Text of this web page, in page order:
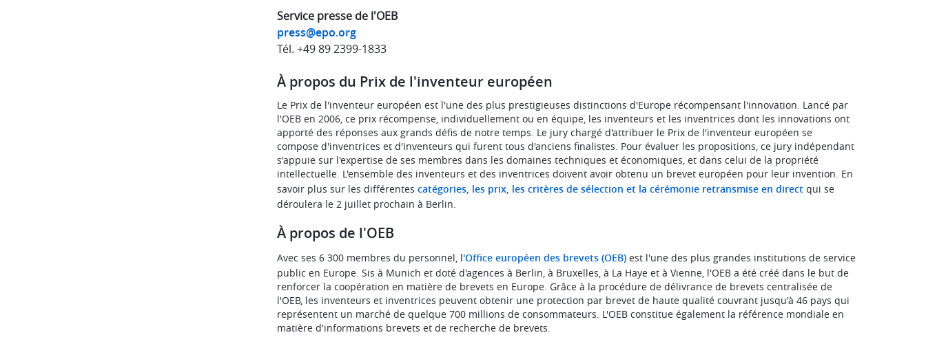
Service presse de l'OEB
press@epo.org
Tél. +49 89 2399-1833
À propos du Prix de l'inventeur européen
Le Prix de l'inventeur européen est l'une des plus prestigieuses distinctions d'Europe récompensant l'innovation. Lancé par
l'OEB en 2006, ce prix récompense, individuellement ou en équipe, les inventeurs et les inventrices dont les innovations ont
apporté des réponses aux grands défis de notre temps. Le jury chargé d'attribuer le Prix de l'inventeur européen se
compose d'inventrices et d'inventeurs qui furent tous d'anciens finalistes. Pour évaluer les propositions, ce jury indépendant
s'appuie sur l'expertise de ses membres dans les domaines techniques et économiques, et dans celui de la propriété
intellectuelle. L'ensemble des inventeurs et des inventrices doivent avoir obtenu un brevet européen pour leur invention. En
savoir plus sur les différentes catégories, les prix, les critères de sélection et la cérémonie retransmise en direct qui se
déroulera le 2 juillet prochain à Berlin.
À propos de l'OEB
Avec ses 6 300 membres du personnel, l'Office européen des brevets (OEB) est l'une des plus grandes institutions de service
public en Europe. Sis à Munich et doté d'agences à Berlin, à Bruxelles, à La Haye et à Vienne, l'OEB a été créé dans le but de
renforcer la coopération en matière de brevets en Europe. Grâce à la procédure de délivrance de brevets centralisée de
l'OEB, les inventeurs et inventrices peuvent obtenir une protection par brevet de haute qualité couvrant jusqu'à 46 pays qui
représentent un marché de quelque 700 millions de consommateurs. L'OEB constitue également la référence mondiale en
matière d'informations brevets et de recherche de brevets.